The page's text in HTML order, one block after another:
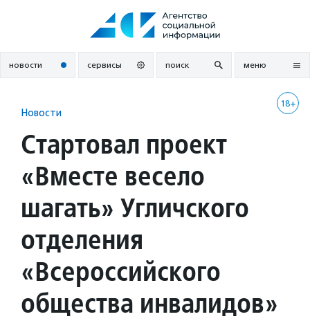
новости сервисы поиск меню
18+
Новости
Стартовал проект
«Вместе весело
шагать» Угличского
отделения
«Всероссийского
общества инвалидов»